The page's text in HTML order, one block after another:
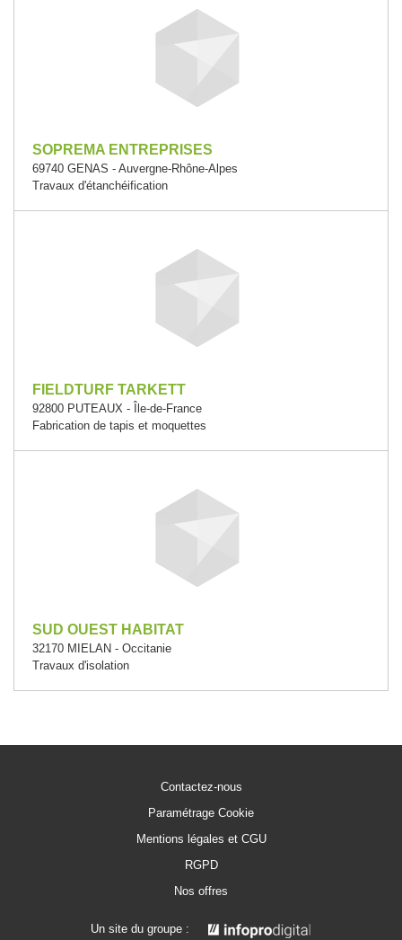
SOPREMA ENTREPRISES
69740 GENAS - Auvergne-Rhône-Alpes
Travaux d'étanchéification
FIELDTURF TARKETT
92800 PUTEAUX - Île-de-France
Fabrication de tapis et moquettes
SUD OUEST HABITAT
32170 MIELAN - Occitanie
Travaux d'isolation
Contactez-nous
Paramétrage Cookie
Mentions légales et CGU
RGPD
Nos offres
Un site du groupe :